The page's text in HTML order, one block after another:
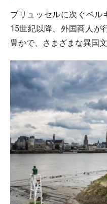
ブリュッセルに次ぐベル
15世紀以降、外国商人が
豊かで、さまざまな異国